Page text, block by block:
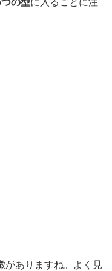
の型に入ることに注
がありますね。よく見